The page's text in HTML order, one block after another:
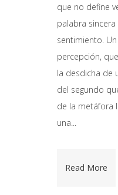
que no define
palabra
sentimiento.
percepción,
la desdicha de
del segundo
de la metáfora
una...
Read More